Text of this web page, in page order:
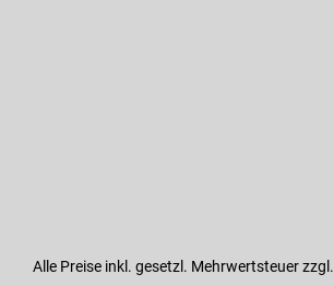
Alle Preise inkl. gesetzl. Mehrwertsteuer zzgl.